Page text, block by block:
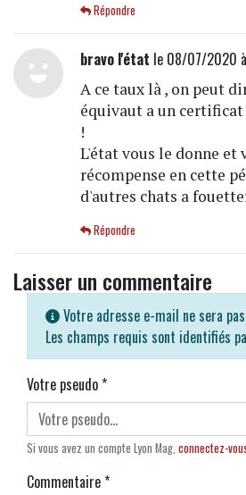
Répondre
bravo l'état le 08/07/2020
A ce taux là , on peut
équivaut a un
!
L'état vous le donne et
récompense en cette
d'autres chats a
Répondre
Laisser un commentaire
Votre adresse e-mail ne sera
Les champs requis sont identifiés
Votre pseudo*
Si vous avez un compte Lyon Mag, connectez-
Commentaire*